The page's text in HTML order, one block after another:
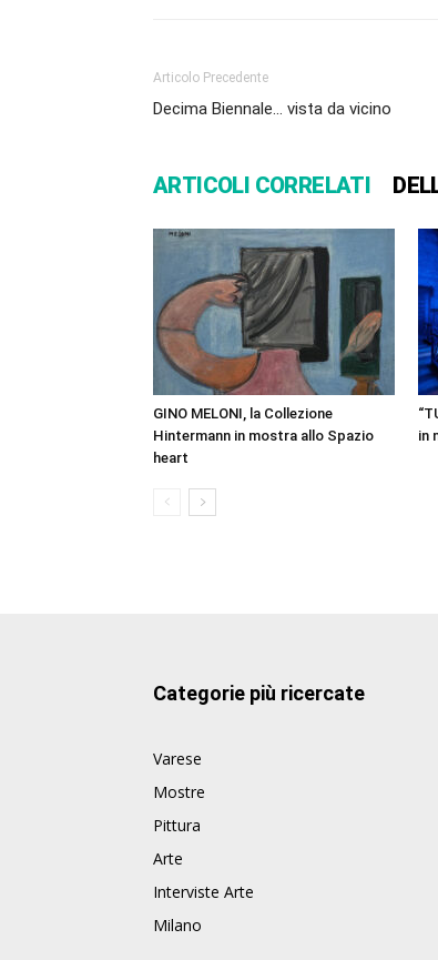
Articolo Precedente
Decima Biennale… vista da vicino
ARTICOLI CORRELATI
GINO MELONI, la Collezione
Hintermann in mostra allo Spazio
heart
in
Categorie più ricercate
Varese
Mostre
Pittura
Arte
Interviste Arte
Milano